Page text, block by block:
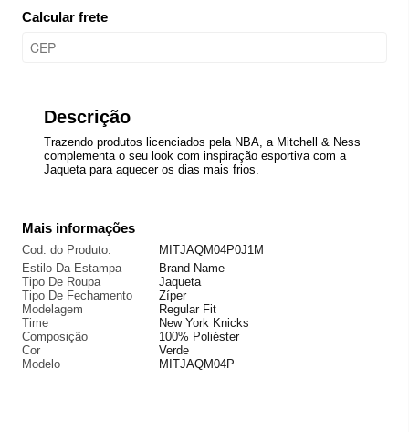
Calcular frete
Descrição
Trazendo produtos licenciados pela NBA, a Mitchell & Ness
complementa o seu look com inspiração esportiva com a
Jaqueta para aquecer os dias mais frios.
Mais informações
Cod. do Produto:
MITJAQM04P0J1M
Estilo Da Estampa
Brand Name
Tipo De Roupa
Jaqueta
Tipo De Fechamento
Zíper
Modelagem
Regular Fit
Time
New York Knicks
Composição
100% Poliéster
Cor
Verde
Modelo
MITJAQM04P